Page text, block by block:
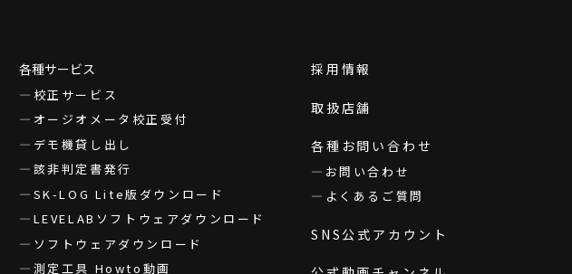
各種サービス
校正サービス
オージオメータ校正受付
デモ機貸し出し
該非判定書発行
SK-LOG Lite版ダウンロード
LEVELABソフトウェアダウンロード
ソフトウェアダウンロード
測定工具 Howto動画
採用情報
取扱店舗
各種お問い合わせ
お問い合わせ
よくあるご質問
SNS公式アカウント